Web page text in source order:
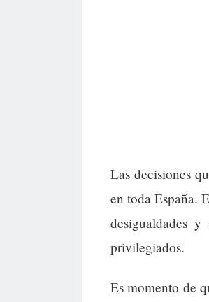
Las decisiones
en toda España.
desigualdades
privilegiados.
Es momento de